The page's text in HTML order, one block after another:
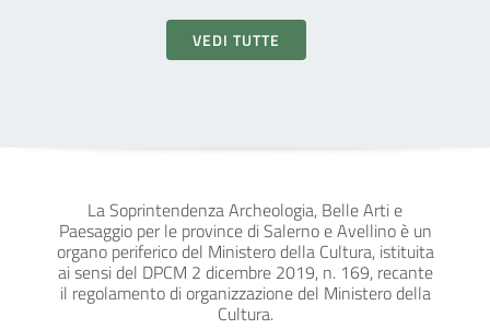
VEDI TUTTE
La Soprintendenza Archeologia, Belle Arti e
Paesaggio per le province di Salerno e Avellino è un
organo periferico del Ministero della Cultura, istituita
ai sensi del DPCM 2 dicembre 2019, n. 169, recante
il regolamento di organizzazione del Ministero della
Cultura.